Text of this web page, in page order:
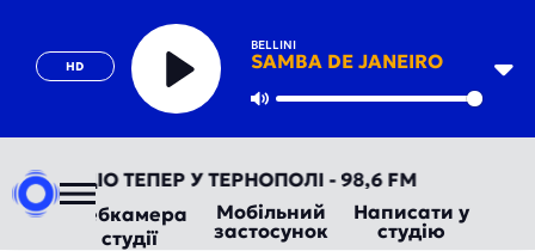
HD
BELLINI
SAMBA DE JANEIRO
Play
ТЕПЕР У ТЕРНОПОЛІ - 98,6 FM
Вебкамера
студії
Мобільний
застосунок
Написати у
студію